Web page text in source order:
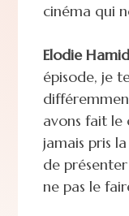
cinéma qui
Elodie
épisode, je
avons fait le
jamais pris
de
ne pas le